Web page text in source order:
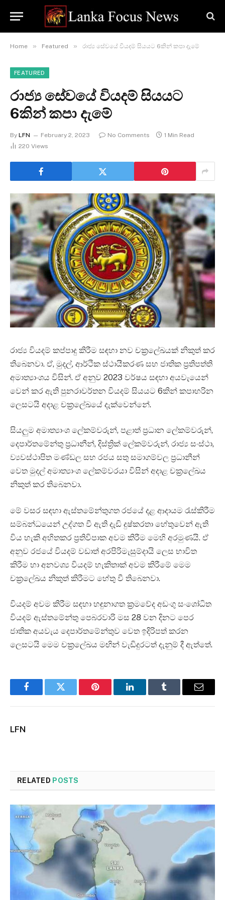
Home » Featured » රාජ්‍ය සේවයේ වියදම් සියයට 6කින් කපා දැමේ
FEATURED
රාජ්‍ය සේවයේ වියදම් සියයට
6කින් කපා දැමේ
By LFN February 2, 2023 No Comments
1 Min Read
220 Views
රාජ්‍ය වියදම් කප්පාදු කිරීම සඳහා නව චක්‍රලේඛයක් නිකුත් කර
තිබෙනවා. ඒ, මුදල්, ආර්ථික ස්ථායීකරණ සහ ජාතික ප්‍රතිපත්ති
අමාත්‍යාංශය විසින්. ඒ අනුව 2023 වර්ෂය සඳහා අයවැයෙන්
වෙන් කර ඇති පුනරාවර්තන වියදම් සියයට 6කින් කපාහරින
ලෙසටයි අදාළ චක්‍රලේඛයේ දැක්වෙන්නේ.
සියලුම අමාත්‍යාංශ ලේකම්වරුන්, පළාත් ප්‍රධාන ලේකම්වරුන්,
දෙපාර්තමේන්තු ප්‍රධානීන්, දිස්ත්‍රික් ලේකම්වරුන්, රාජ්‍ය සංස්ථා,
ව්‍යවස්ථාපිත මණ්ඩල සහ රජය සතු සමාගම්වල ප්‍රධානීන්
වෙත මුදල් අමාත්‍යාංශ ලේකම්වරයා විසින් අදාළ චක්‍රලේඛය
නිකුත් කර තිබෙනවා.
මේ වසර සඳහා ඇස්තමේන්තුගත රජයේ දළ ආදායම රැස්කිරීම
සම්බන්ධයෙන් උද්ගත වී ඇති දැඩි දුෂ්කරතා හේතුවෙන් ඇති
විය හැකි අහිතකර ප්‍රතිවිපාක අවම කිරීම මෙහි අරමුණයි. ඒ
අනුව රජයේ වියදම් වඩාත් අරපිරිමැසුම්දායි ලෙස භාවිත
කිරීම හා අනවශ්‍ය වියදම් හැකිතාක් අවම කිරීමේ මෙම
චක්‍රලේඛය නිකුත් කිරීමට හේතු වී තිබෙනවා.
වියදම් අවම කිරීම සඳහා හඳුනාගත ක්‍රමවේද අඩංගු සංශෝධිත
වියදම් ඇස්තමේන්තු පෙබරවාරි මස 28 වන දිනට පෙර
ජාතික අයවැය දෙපාර්තමේන්තුව වෙත ඉදිරිපත් කරන
ලෙසටයි මෙම චක්‍රලේඛය මඟින් වැඩිදුරටත් දැනුම් දී ඇත්තේ.
FacebookTwitter Pinterest LinkedInTumblr Email
LFN
RELATED POSTS